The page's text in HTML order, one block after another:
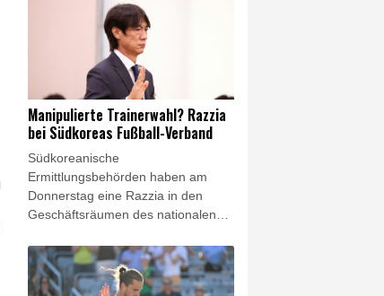
Präsident des Fußball-
Weltverbandes zum Gegenangriff
auf seine Kritiker aus. Die
internationalen Pressestimmen im
Manipulierte Trainerwahl? Razzia
bei Südkoreas Fußball-Verband
Südkoreanische
Ermittlungsbehörden haben am
Donnerstag eine Razzia in den
Geschäftsräumen des nationalen
durchgeführt. Dabei geht es um
mögliche Manipulationen rund um
die Ernennung des ehemaligen